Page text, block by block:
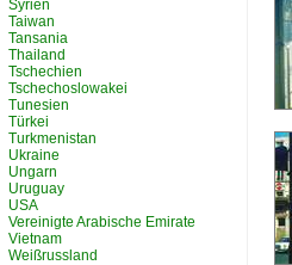
Syrien
Taiwan
Tansania
Thailand
Tschechien
Tschechoslowakei
Tunesien
Türkei
Turkmenistan
Ukraine
Ungarn
Uruguay
USA
Vereinigte Arabische Emirate
Vietnam
Weißrussland